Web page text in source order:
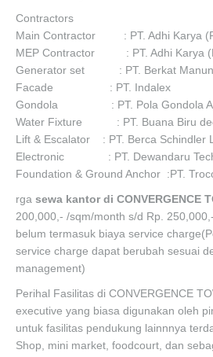
Contractors
Main Contractor : PT. Adhi Karya
MEP Contractor : PT. Adhi Karya
Generator set : PT. Berkat
Facade : PT. Indalex
Gondola : PT. Pola Gondola
Water Fixture : PT. Buana Biru
Lift & Escalator : PT. Berca Schindler
Electronic : PT. Dewandaru
Foundation & Ground Anchor :PT.
rga sewa kantor di CONVERGENCE
200,000,- /sqm/month s/d Rp.
belum termasuk biaya service
service charge dapat berubah sesuai
management)
Perihal Fasilitas di CONVERGENCE
executive yang biasa digunakan oleh
untuk fasilitas pendukung lainnnya
Shop, mini market, foodcourt, dan